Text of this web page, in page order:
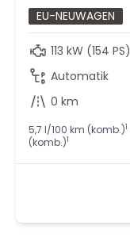
EU-NEUWAGEN
113 kW (154 PS)
Automatik
0 km
5,7 l/100 km (komb.)1
(komb.)1